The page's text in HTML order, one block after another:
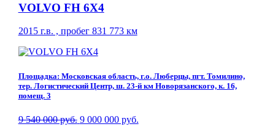
VOLVO FH 6X4
2015 г.в. , пробег 831 773 км
Площадка: Московская область, г.о. Люберцы, пгт. Томилино,
тер. Логистический Центр, ш. 23-й км Новорязанского, к. 16,
помещ. 3
9 540 000 руб. 9 000 000 руб.